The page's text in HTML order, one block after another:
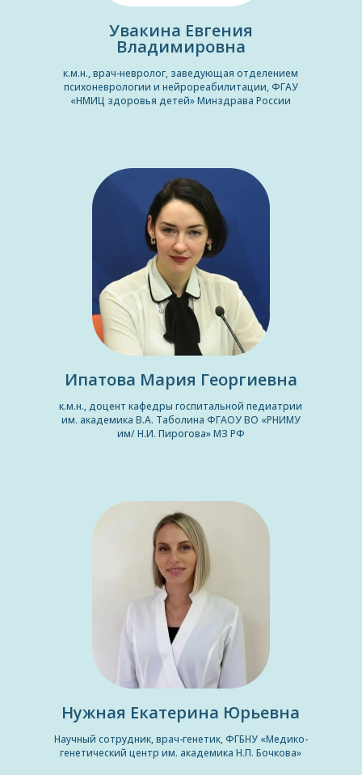
Увакина Евгения
Владимировна
к.м.н., врач-невролог, заведующая отделением
психоневрологии и нейрореабилитации, ФГАУ
«НМИЦ здоровья детей» Минздрава России
Ипатова Мария Георгиевна
к.м.н., доцент кафедры госпитальной педиатрии
им. академика В.А. Таболина ФГАОУ ВО «РНИМУ
им/ Н.И. Пирогова» МЗ РФ
Нужная Екатерина Юрьевна
Научный сотрудник, врач-генетик, ФГБНУ «Медико-
генетический центр им. академика Н.П. Бочкова»